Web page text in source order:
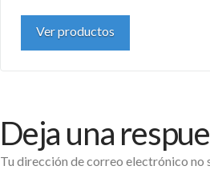
Ver productos
Deja una
Tu dirección de correo electrónico no